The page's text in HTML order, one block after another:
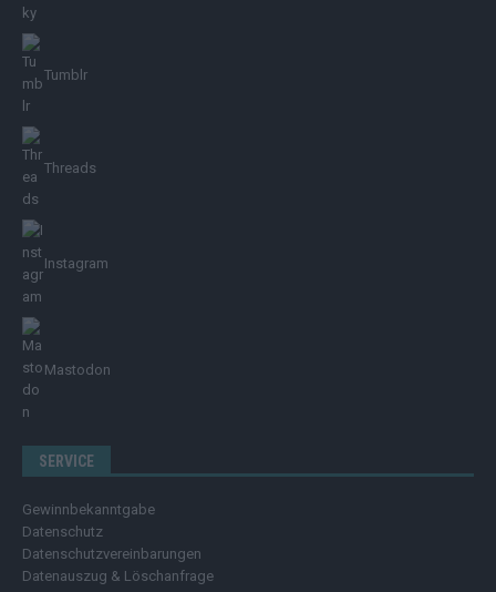
Tumblr
Threads
Instagram
Mastodon
SERVICE
Gewinnbekanntgabe
Datenschutz
Datenschutzvereinbarungen
Datenauszug & Löschanfrage